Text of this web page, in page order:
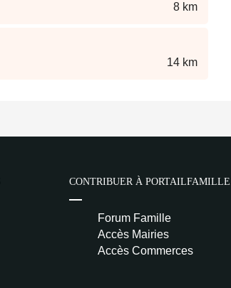
8 km
14 km
CONTRIBUER À
Forum Famille
Accès Mairies
Accès Commerces